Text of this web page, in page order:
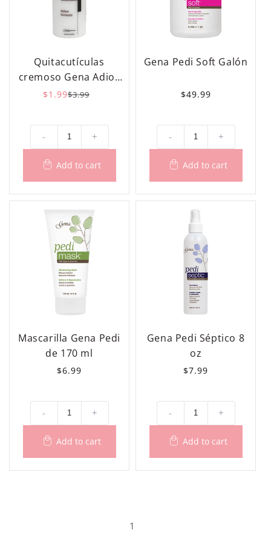
Quitacutículas
cremoso Gena Adios
de 4 oz
Precio
$3.99
Precio
$1.99
- +
Gena Pedi Soft Galón
Precio
$49.99
- +
Mascarilla Gena Pedi
de 170 ml
Precio
$6.99
- +
Gena Pedi Séptico 8
oz
Precio
$7.99
- +
1